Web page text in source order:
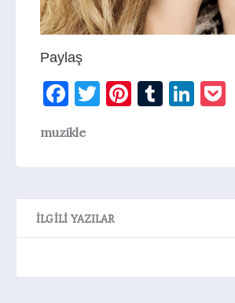
Paylaş
Facebook
TwitterPinterest
Tumblr
muzikle
İLGILI YAZILAR